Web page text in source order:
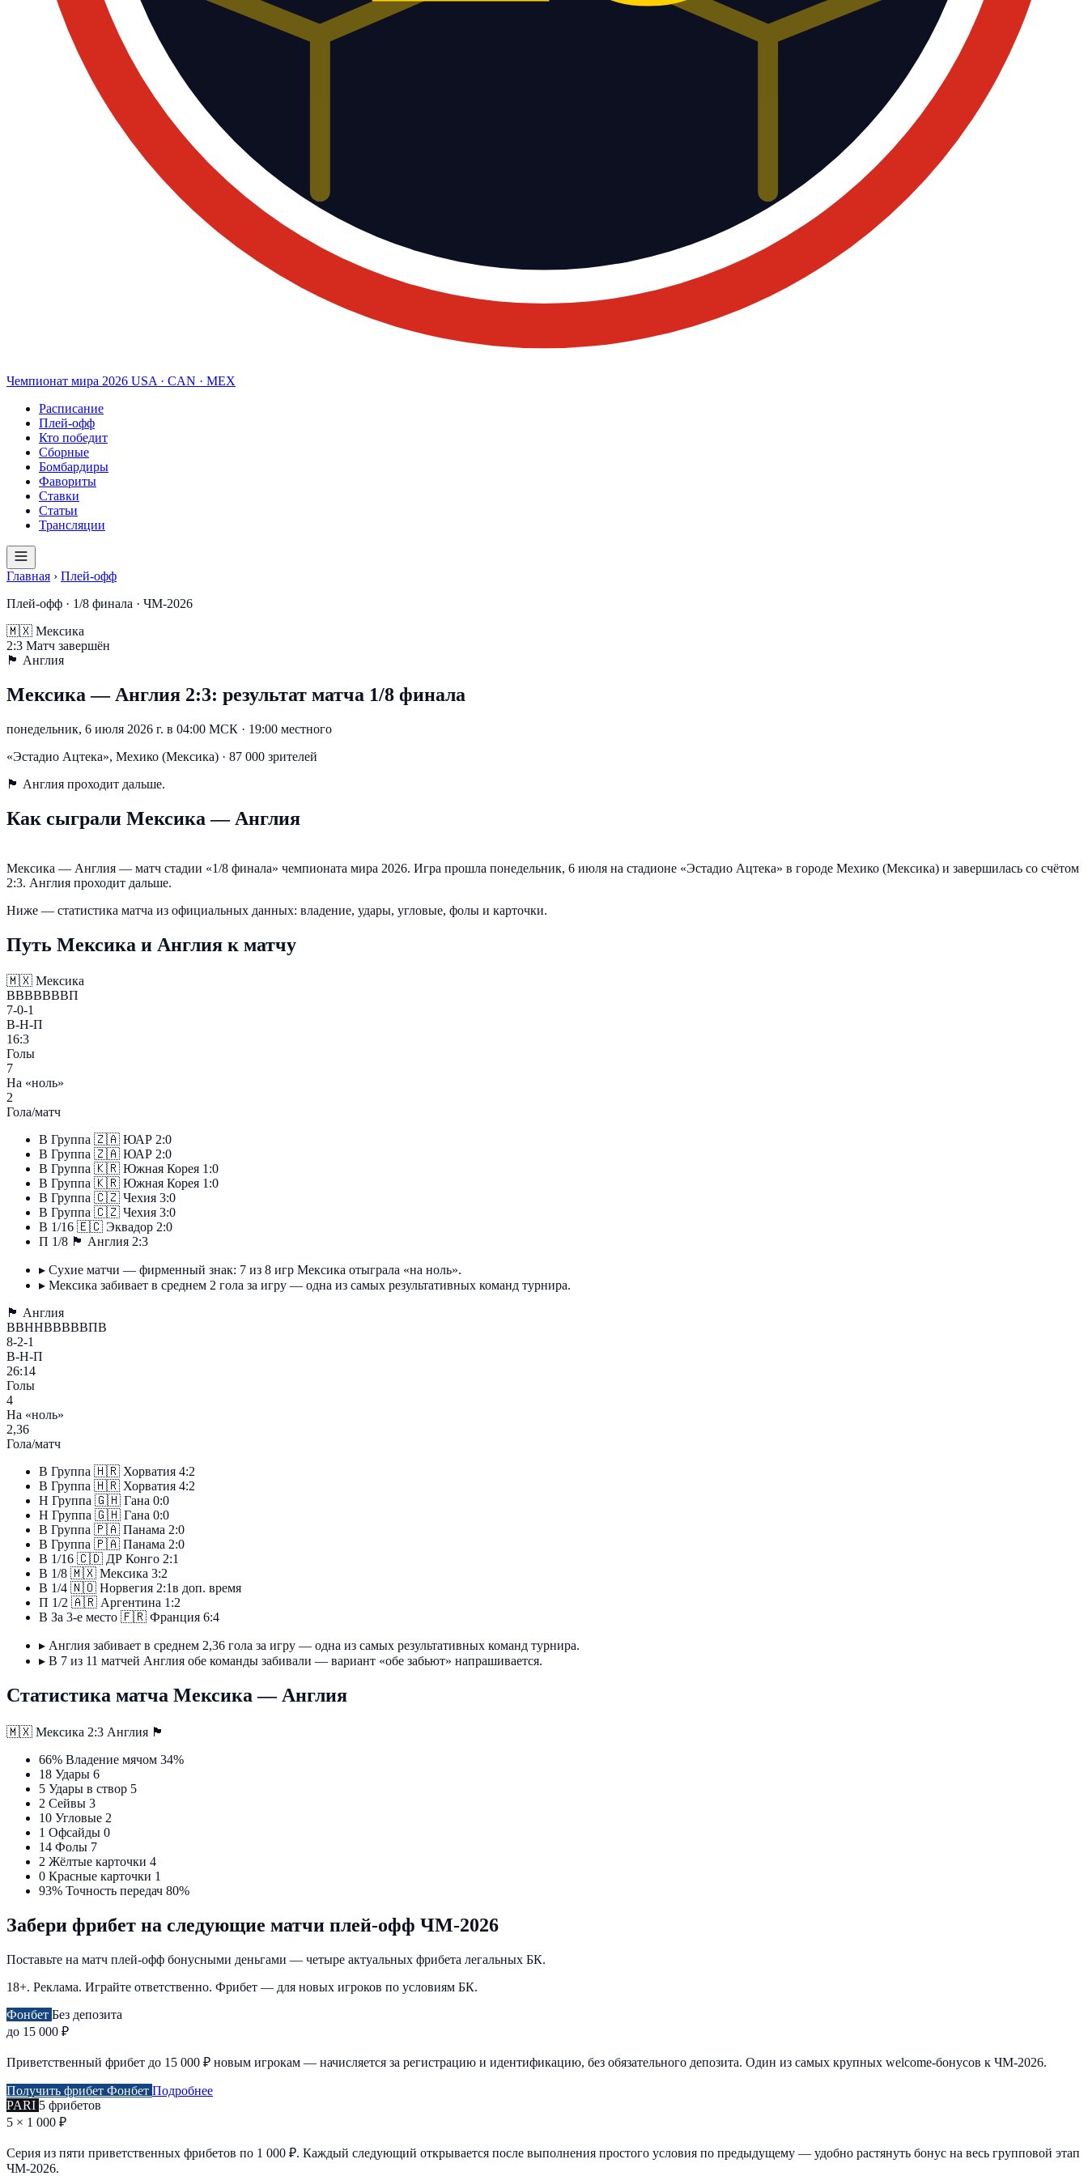
Чемпионат мира 2026 USA · CAN · MEX
Расписание
Плей-офф
Кто победит
Сборные
Бомбардиры
Фавориты
Ставки
Статьи
Трансляции
Главная › Плей-офф
Плей-офф · 1/8 финала · ЧМ-2026
🇲🇽 Мексика
2:3 Матч завершён
🏴󠁧󠁢󠁥󠁮󠁧󠁿 Англия
Мексика — Англия 2:3: результат матча 1/8 финала
понедельник, 6 июля 2026 г. в 04:00 МСК · 19:00 местного
«Эстадио Ацтека», Мехико (Мексика) · 87 000 зрителей
🏴󠁧󠁢󠁥󠁮󠁧󠁿 Англия проходит дальше.
Как сыграли Мексика — Англия
Мексика — Англия — матч стадии «1/8 финала» чемпионата мира 2026. Игра прошла понедельник, 6 июля на стадионе «Эстадио Ацтека» в городе Мехико (Мексика) и завершилась со счётом
2:3. Англия проходит дальше.
Ниже — статистика матча из официальных данных: владение, удары, угловые, фолы и карточки.
Путь Мексика и Англия к матчу
🇲🇽 Мексика
ВВВВВВВП
7-0-1
В-Н-П
16:3
Голы
7
На «ноль»
2
Гола/матч
В Группа 🇿🇦 ЮАР 2:0
В Группа 🇿🇦 ЮАР 2:0
В Группа 🇰🇷 Южная Корея 1:0
В Группа 🇰🇷 Южная Корея 1:0
В Группа 🇨🇿 Чехия 3:0
В Группа 🇨🇿 Чехия 3:0
В 1/16 🇪🇨 Эквадор 2:0
П 1/8 🏴󠁧󠁢󠁥󠁮󠁧󠁿 Англия 2:3
▸ Сухие матчи — фирменный знак: 7 из 8 игр Мексика отыграла «на ноль».
▸ Мексика забивает в среднем 2 гола за игру — одна из самых результативных команд турнира.
🏴󠁧󠁢󠁥󠁮󠁧󠁿 Англия
ВВННВВВВВПВ
8-2-1
В-Н-П
26:14
Голы
4
На «ноль»
2,36
Гола/матч
В Группа 🇭🇷 Хорватия 4:2
В Группа 🇭🇷 Хорватия 4:2
Н Группа 🇬🇭 Гана 0:0
Н Группа 🇬🇭 Гана 0:0
В Группа 🇵🇦 Панама 2:0
В Группа 🇵🇦 Панама 2:0
В 1/16 🇨🇩 ДР Конго 2:1
В 1/8 🇲🇽 Мексика 3:2
В 1/4 🇳🇴 Норвегия 2:1в доп. время
П 1/2 🇦🇷 Аргентина 1:2
В За 3-е место 🇫🇷 Франция 6:4
▸ Англия забивает в среднем 2,36 гола за игру — одна из самых результативных команд турнира.
▸ В 7 из 11 матчей Англия обе команды забивали — вариант «обе забьют» напрашивается.
Статистика матча Мексика — Англия
🇲🇽 Мексика 2:3 Англия 🏴󠁧󠁢󠁥󠁮󠁧󠁿
66% Владение мячом 34%
18 Удары 6
5 Удары в створ 5
2 Сейвы 3
10 Угловые 2
1 Офсайды 0
14 Фолы 7
2 Жёлтые карточки 4
0 Красные карточки 1
93% Точность передач 80%
Забери фрибет на следующие матчи плей-офф ЧМ-2026
Поставьте на матч плей-офф бонусными деньгами — четыре актуальных фрибета легальных БК.
18+. Реклама. Играйте ответственно. Фрибет — для новых игроков по условиям БК.
Фонбет Без депозита
до 15 000 ₽
Приветственный фрибет до 15 000 ₽ новым игрокам — начисляется за регистрацию и идентификацию, без обязательного депозита. Один из самых крупных welcome-бонусов к ЧМ-2026.
Получить фрибет Фонбет Подробнее
PARI 5 фрибетов
5 × 1 000 ₽
Серия из пяти приветственных фрибетов по 1 000 ₽. Каждый следующий открывается после выполнения простого условия по предыдущему — удобно растянуть бонус на весь групповой этап
ЧМ-2026.